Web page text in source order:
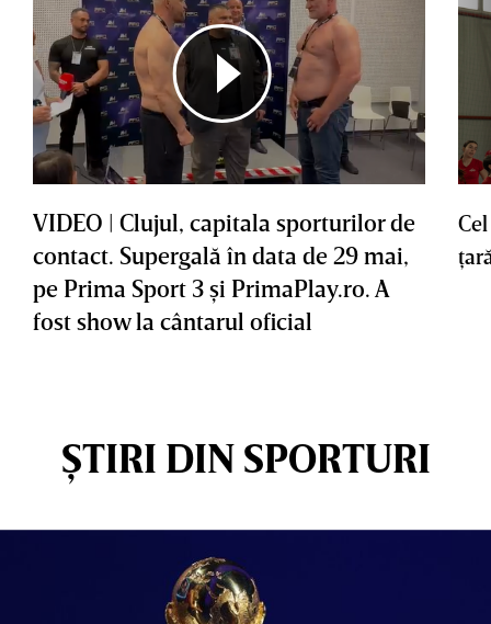
VIDEO | Clujul, capitala sporturilor de
contact. Supergală în data de 29 mai,
pe Prima Sport 3 şi PrimaPlay.ro. A
fost show la cântarul oficial
ȘTIRI DIN SPORTURI